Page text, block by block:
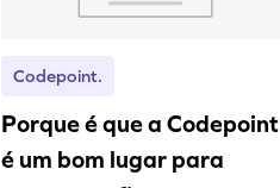
Codepoint.
Porque é que a Codepoint
é um bom lugar para